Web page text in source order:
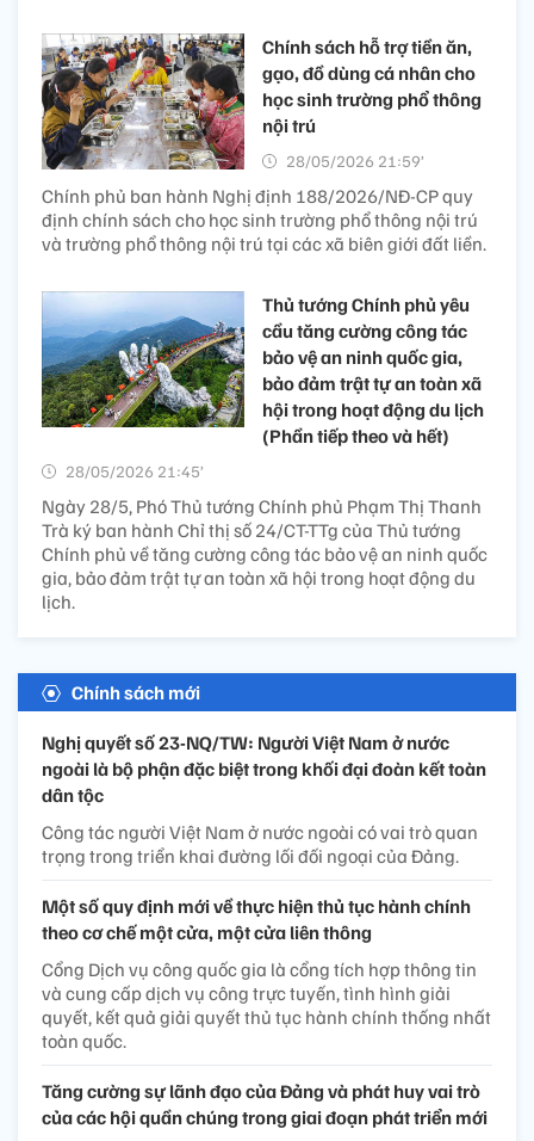
Chính sách hỗ trợ tiền ăn,
gạo, đồ dùng cá nhân cho
học sinh trường phổ thông
nội trú
28/05/2026 21:59’
Chính phủ ban hành Nghị định 188/2026/NĐ-CP quy
định chính sách cho học sinh trường phổ thông nội trú
và trường phổ thông nội trú tại các xã biên giới đất liền.
Thủ tướng Chính phủ yêu
cầu tăng cường công tác
bảo vệ an ninh quốc gia,
bảo đảm trật tự an toàn xã
hội trong hoạt động du lịch
(Phần tiếp theo và hết)
28/05/2026 21:45’
Ngày 28/5, Phó Thủ tướng Chính phủ Phạm Thị Thanh
Trà ký ban hành Chỉ thị số 24/CT-TTg của Thủ tướng
Chính phủ về tăng cường công tác bảo vệ an ninh quốc
gia, bảo đảm trật tự an toàn xã hội trong hoạt động du
lịch.
Chính sách mới
Nghị quyết số 23-NQ/TW: Người Việt Nam ở nước
ngoài là bộ phận đặc biệt trong khối đại đoàn kết toàn
dân tộc
Công tác người Việt Nam ở nước ngoài có vai trò quan
trọng trong triển khai đường lối đối ngoại của Đảng.
Một số quy định mới về thực hiện thủ tục hành chính
theo cơ chế một cửa, một cửa liên thông
Cổng Dịch vụ công quốc gia là cổng tích hợp thông tin
và cung cấp dịch vụ công trực tuyến, tình hình giải
quyết, kết quả giải quyết thủ tục hành chính thống nhất
toàn quốc.
Tăng cường sự lãnh đạo của Đảng và phát huy vai trò
của các hội quần chúng trong giai đoạn phát triển mới